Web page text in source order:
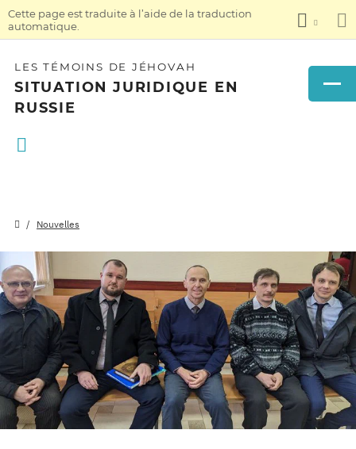
Cette page est traduite à l’aide de la traduction
automatique.
LES TÉMOINS DE JÉHOVAH
SITUATION JURIDIQUE EN
RUSSIE
Nouvelles